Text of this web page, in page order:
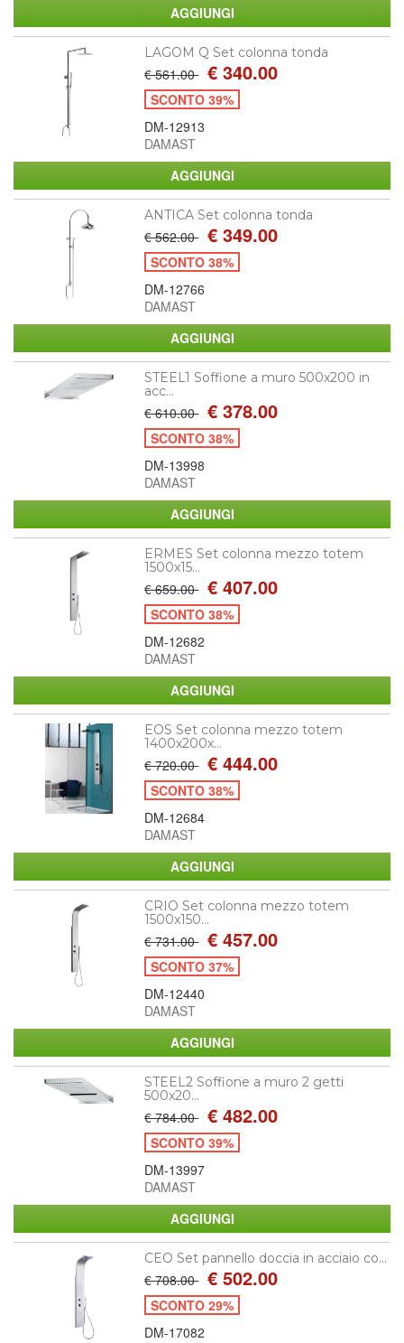
LAGOM Q Set colonna tonda
€ 561.00 € 340.00
SCONTO 39%
DM-12913
DAMAST
ANTICA Set colonna tonda
€ 562.00 € 349.00
SCONTO 38%
DM-12766
DAMAST
STEEL1 Soffione a muro 500x200 in
acc...
€ 610.00 € 378.00
SCONTO 38%
DM-13998
DAMAST
ERMES Set colonna mezzo totem
1500x15...
€ 659.00 € 407.00
SCONTO 38%
DM-12682
DAMAST
EOS Set colonna mezzo totem
1400x200x...
€ 720.00 € 444.00
SCONTO 38%
DM-12684
DAMAST
CRIO Set colonna mezzo totem
1500x150...
€ 731.00 € 457.00
SCONTO 37%
DM-12440
DAMAST
STEEL2 Soffione a muro 2 getti
500x20...
€ 784.00 € 482.00
SCONTO 39%
DM-13997
DAMAST
CEO Set pannello doccia in acciaio co...
€ 708.00 € 502.00
SCONTO 29%
DM-17082